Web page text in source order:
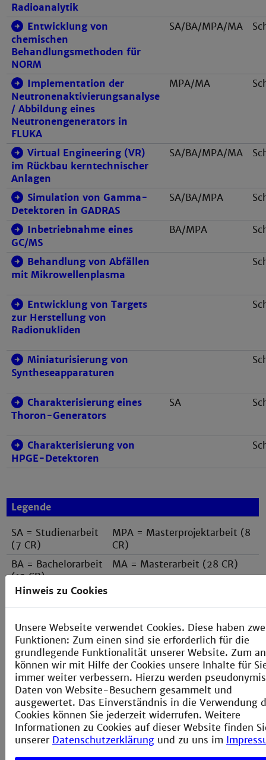
Radioanalytik
Entwicklung von
chemischen
Behandlungsmethoden für
NORM
SA/BA/MPA/MA
Implementation der
Neutronenaktivierungsanalyse
/ Abbildung eines
Neutronengenerators in
FLUKA
MPA/MA
Virtual Engineering (VR)
im Rückbau kerntechnischer
Anlagen
SA/BA/MPA/MA
Simulation von Gamma-
Detektoren in GADRAS
SA/BA/MPA
Inbetriebnahme eines
GC/MS
BA/MPA
Behandlung von Abfällen
mit Mikrowellenplasma
Entwicklung von Targets
zur Herstellung von
Radionukliden
Miniaturisierung von
Syntheseapparaturen
Charakterisierung eines
Thoron-Generators
SA
Charakterisierung von
HPGE-Detektoren
Legende
SA = Studienarbeit
(7 CR)
MPA = Masterprojektarbeit (8
CR)
BA = Bachelorarbeit
(12 CR)
MA = Masterarbeit (28 CR)
Abgeschlossene Arbeiten
Prof. Scherer
(PDF)
Hinweis zu Cookies
Unsere Webseite verwendet Cookies. Diese haben
Funktionen: Zum einen sind sie erforderlich für die
grundlegende Funktionalität unserer Website. Zum
können wir mit Hilfe der Cookies unsere Inhalte für
immer weiter verbessern. Hierzu werden
Daten von Website-Besuchern gesammelt und
ausgewertet. Das Einverständnis in die Verwendung
Cookies können Sie jederzeit widerrufen. Weitere
Informationen zu Cookies auf dieser Website finden
unserer Datenschutzerklärung und zu uns im